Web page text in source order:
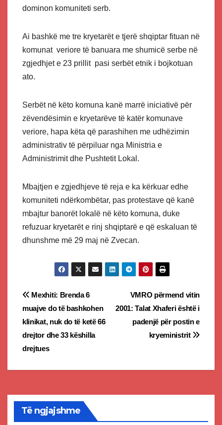
dominon komuniteti serb.
Ai bashkë me tre kryetarët e tjerë shqiptar fituan në
komunat veriore të banuara me shumicë serbe në
zgjedhjet e 23 prillit pasi serbët etnik i bojkotuan
ato.
Serbët në këto komuna kanë marrë iniciativë për
zëvendësimin e kryetarëve të katër komunave
veriore, hapa këta që parashihen me udhëzimin
administrativ të përpiluar nga Ministria e
Administrimit dhe Pushtetit Lokal.
Mbajtjen e zgjedhjeve të reja e ka kërkuar edhe
komuniteti ndërkombëtar, pas protestave që kanë
mbajtur banorët lokalë në këto komuna, duke
refuzuar kryetarët e rinj shqiptarë e që eskaluan të
dhunshme më 29 maj në Zvecan.
Post
navigation
VMRO përmend vitin
2001: Talat Xhaferi është i
padenjë për postin e
kryeministrit
Mexhiti: Brenda 6
muajve do të bashkohen
klinikat, nuk do të ketë 66
drejtor dhe 33 këshilla
drejtues
Të ngjajshme